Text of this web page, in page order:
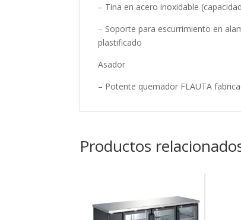
– Tina en acero inoxidable
– Soporte para escurrimiento en
plastificado
Asador
– Potente quemador FLAUTA
Productos